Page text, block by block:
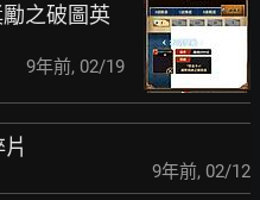
之破圖英
9年前, 02/19
9年前, 02/12